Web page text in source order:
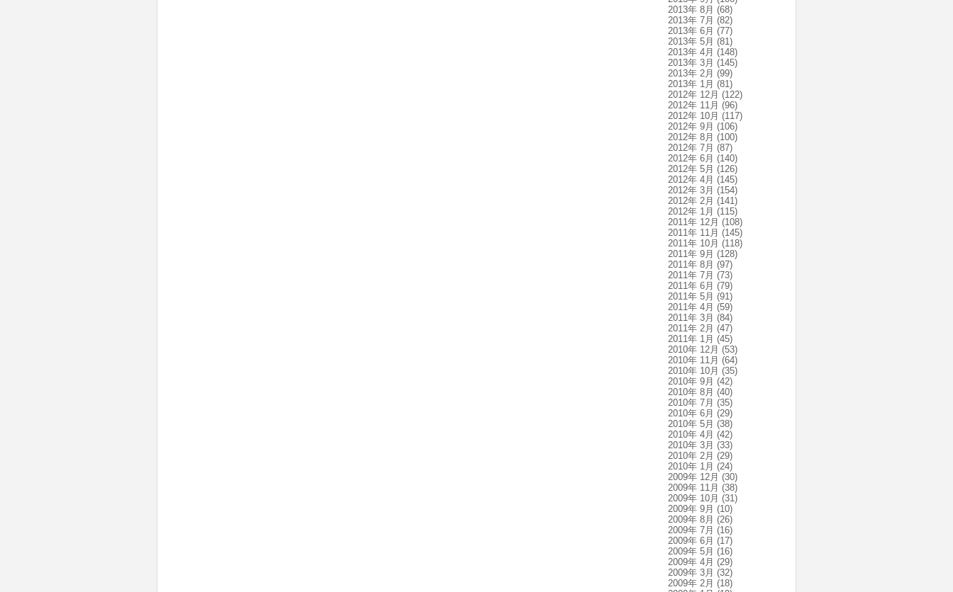
2013年 8月 (68)
2013年 7月 (82)
2013年 6月 (77)
2013年 5月 (81)
2013年 4月 (148)
2013年 3月 (145)
2013年 2月 (99)
2013年 1月 (81)
2012年 12月 (122)
2012年 11月 (96)
2012年 10月 (117)
2012年 9月 (106)
2012年 8月 (100)
2012年 7月 (87)
2012年 6月 (140)
2012年 5月 (126)
2012年 4月 (145)
2012年 3月 (154)
2012年 2月 (141)
2012年 1月 (115)
2011年 12月 (108)
2011年 11月 (145)
2011年 10月 (118)
2011年 9月 (128)
2011年 8月 (97)
2011年 7月 (73)
2011年 6月 (79)
2011年 5月 (91)
2011年 4月 (59)
2011年 3月 (84)
2011年 2月 (47)
2011年 1月 (45)
2010年 12月 (53)
2010年 11月 (64)
2010年 10月 (35)
2010年 9月 (42)
2010年 8月 (40)
2010年 7月 (35)
2010年 6月 (29)
2010年 5月 (38)
2010年 4月 (42)
2010年 3月 (33)
2010年 2月 (29)
2010年 1月 (24)
2009年 12月 (30)
2009年 11月 (38)
2009年 10月 (31)
2009年 9月 (10)
2009年 8月 (26)
2009年 7月 (16)
2009年 6月 (17)
2009年 5月 (16)
2009年 4月 (29)
2009年 3月 (32)
2009年 2月 (18)